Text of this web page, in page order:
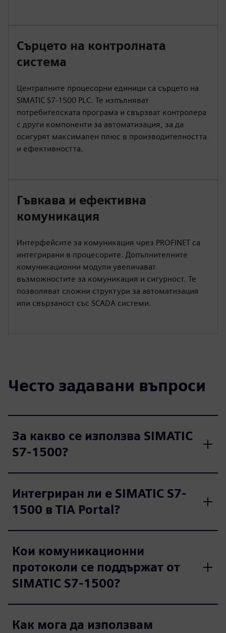
Сърцето на контролната
система
Централните процесорни единици са сърцето на
SIMATIC S7-1500 PLC. Те изпълняват
потребителската програма и свързват контролера
с други компоненти за автоматизация, за да
осигурят максимален плюс в производителността
и ефективността.
Гъвкава и ефективна
комуникация
Интерфейсите за комуникация чрез PROFINET са
интегрирани в процесорите. Допълнителните
комуникационни модули увеличават
възможностите за комуникация и сигурност. Те
позволяват сложни структури за автоматизация
или свързаност със SCADA системи.
Често задавани въпроси
За какво се използва SIMATIC
S7-1500?
Интегриран ли е SIMATIC S7-
1500 в TIA Portal?
Кои комуникационни
протоколи се поддържат от
SIMATIC S7-1500?
Как мога да използвам